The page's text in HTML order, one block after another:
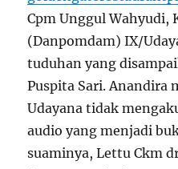
Cpm Unggul
(Danpomdam) IX/
tuduhan yang
Puspita Sari. Anandira
Udayana tidak
audio yang menjadi
suaminya, Lettu Ckm